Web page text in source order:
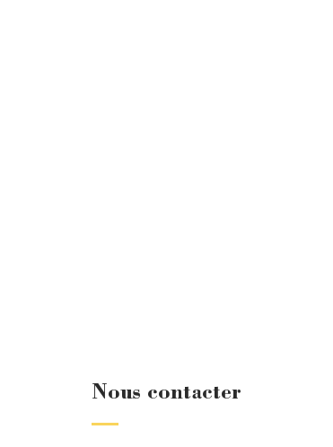
Nous contacter